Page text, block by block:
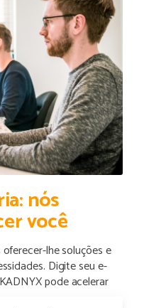
nós
você
lhe soluções e
Digite seu e-
pode acelerar